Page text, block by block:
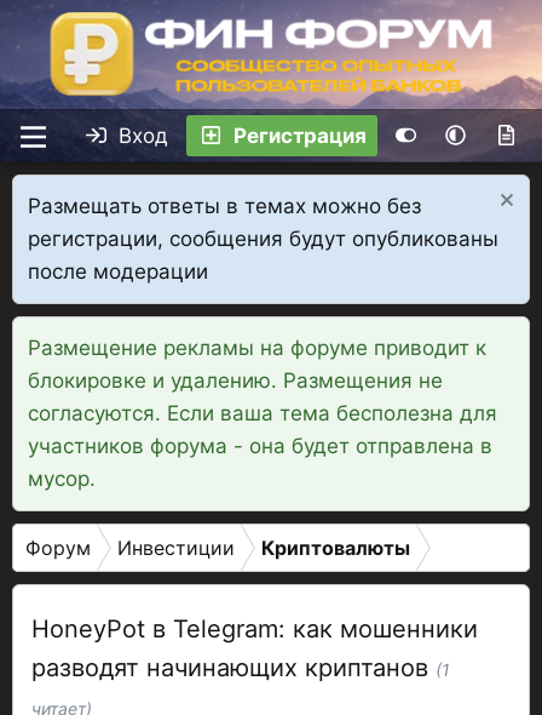
Вход Регистрация
Размещать ответы в темах можно без
регистрации, сообщения будут опубликованы
после модерации
Размещение рекламы на форуме приводит к
блокировке и удалению. Размещения не
согласуются. Если ваша тема бесполезна для
участников форума - она будет отправлена в
мусор.
Форум Инвестиции Криптовалюты
HoneyPot в Telegram: как мошенники
разводят начинающих криптанов (1
читает)